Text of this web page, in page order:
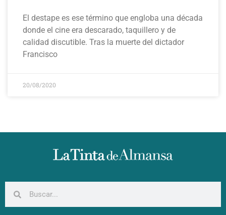
El destape es ese término que engloba una década
donde el cine era descarado, taquillero y de
calidad discutible. Tras la muerte del dictador
Francisco
20/08/2020